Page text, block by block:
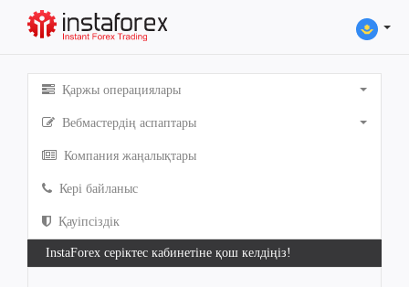
Қаржы операциялары
Вебмастердің аспаптары
Компания жаңалықтары
Кері байланыс
Қауіпсіздік
InstaForex серіктес кабинетіне қош келдіңіз!